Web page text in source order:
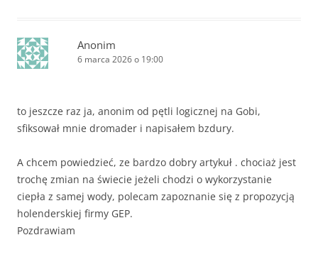
Anonim
6 marca 2026 o 19:00
to jeszcze raz ja, anonim od pętli logicznej na Gobi,
sfiksował mnie dromader i napisałem bzdury.
A chcem powiedzieć, ze bardzo dobry artykuł . chociaż jest
trochę zmian na świecie jeżeli chodzi o wykorzystanie
ciepła z samej wody, polecam zapoznanie się z propozycją
holenderskiej firmy GEP.
Pozdrawiam